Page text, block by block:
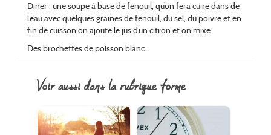
Diner : une soupe à base de fenouil, qu’on fera cuire dans de
l’eau avec quelques graines de fenouil, du sel, du poivre et en
fin de cuisson on ajoute le jus d’un citron et on mixe.
Des brochettes de poisson blanc.
voir aussi dans la rubrique forme